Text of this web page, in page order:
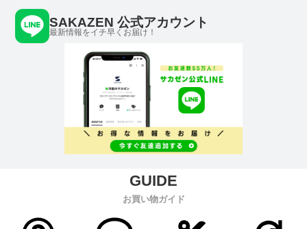
SAKAZEN 公式アカウント
最新情報をイチ早くお届け！
お買い物ガイド